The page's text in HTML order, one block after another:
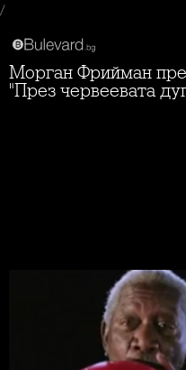
/
Морган Фрийман представя новия сезон на
"През червеевата